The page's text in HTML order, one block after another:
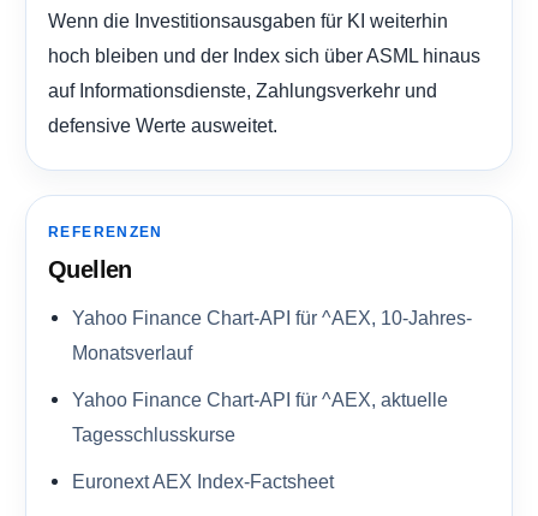
Wenn die Investitionsausgaben für KI weiterhin
hoch bleiben und der Index sich über ASML hinaus
auf Informationsdienste, Zahlungsverkehr und
defensive Werte ausweitet.
REFERENZEN
Quellen
Yahoo Finance Chart-API für ^AEX, 10-Jahres-
Monatsverlauf
Yahoo Finance Chart-API für ^AEX, aktuelle
Tagesschlusskurse
Euronext AEX Index-Factsheet